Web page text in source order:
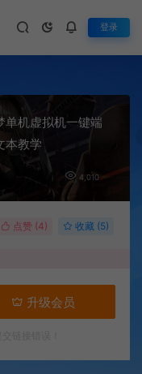
登录
机虚拟机一键端
本教学
4,010
点赞 (4) 收藏 (5)
升级会员